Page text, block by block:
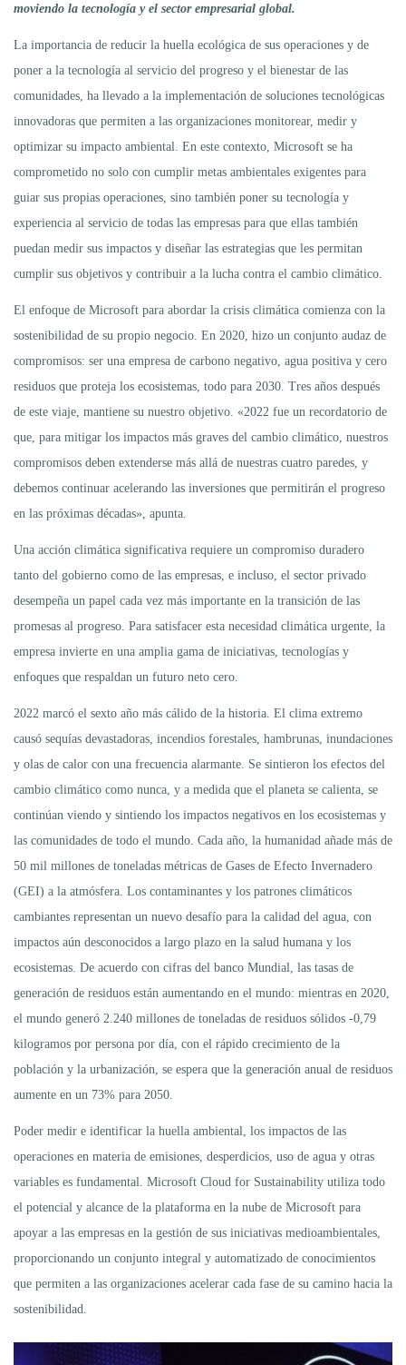
moviendo la tecnología y el sector empresarial global.
La importancia de reducir la huella ecológica de sus operaciones y de
poner a la tecnología al servicio del progreso y el bienestar de las
comunidades, ha llevado a la implementación de soluciones tecnológicas
innovadoras que permiten a las organizaciones monitorear, medir y
optimizar su impacto ambiental. En este contexto, Microsoft se ha
comprometido no solo con cumplir metas ambientales exigentes para
guiar sus propias operaciones, sino también poner su tecnología y
experiencia al servicio de todas las empresas para que ellas también
puedan medir sus impactos y diseñar las estrategias que les permitan
cumplir sus objetivos y contribuir a la lucha contra el cambio climático.
El enfoque de Microsoft para abordar la crisis climática comienza con la
sostenibilidad de su propio negocio. En 2020, hizo un conjunto audaz de
compromisos: ser una empresa de carbono negativo, agua positiva y cero
residuos que proteja los ecosistemas, todo para 2030. Tres años después
de este viaje, mantiene su nuestro objetivo. «2022 fue un recordatorio de
que, para mitigar los impactos más graves del cambio climático, nuestros
compromisos deben extenderse más allá de nuestras cuatro paredes, y
debemos continuar acelerando las inversiones que permitirán el progreso
en las próximas décadas», apunta.
Una acción climática significativa requiere un compromiso duradero
tanto del gobierno como de las empresas, e incluso, el sector privado
desempeña un papel cada vez más importante en la transición de las
promesas al progreso. Para satisfacer esta necesidad climática urgente, la
empresa invierte en una amplia gama de iniciativas, tecnologías y
enfoques que respaldan un futuro neto cero.
2022 marcó el sexto año más cálido de la historia. El clima extremo
causó sequías devastadoras, incendios forestales, hambrunas, inundaciones
y olas de calor con una frecuencia alarmante. Se sintieron los efectos del
cambio climático como nunca, y a medida que el planeta se calienta, se
continúan viendo y sintiendo los impactos negativos en los ecosistemas y
las comunidades de todo el mundo. Cada año, la humanidad añade más de
50 mil millones de toneladas métricas de Gases de Efecto Invernadero
(GEI) a la atmósfera. Los contaminantes y los patrones climáticos
cambiantes representan un nuevo desafío para la calidad del agua, con
impactos aún desconocidos a largo plazo en la salud humana y los
ecosistemas. De acuerdo con cifras del banco Mundial, las tasas de
generación de residuos están aumentando en el mundo: mientras en 2020,
el mundo generó 2.240 millones de toneladas de residuos sólidos -0,79
kilogramos por persona por día, con el rápido crecimiento de la
población y la urbanización, se espera que la generación anual de residuos
aumente en un 73% para 2050.
Poder medir e identificar la huella ambiental, los impactos de las
operaciones en materia de emisiones, desperdicios, uso de agua y otras
variables es fundamental. Microsoft Cloud for Sustainability utiliza todo
el potencial y alcance de la plataforma en la nube de Microsoft para
apoyar a las empresas en la gestión de sus iniciativas medioambientales,
proporcionando un conjunto integral y automatizado de conocimientos
que permiten a las organizaciones acelerar cada fase de su camino hacia la
sostenibilidad.